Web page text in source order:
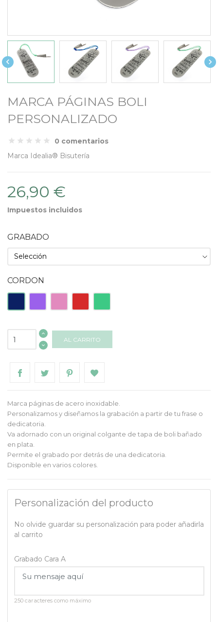
 
MARCA PÁGINAS BOLI
PERSONALIZADO
0 comentarios
Marca Idealia® Bisutería
26,90 €
Impuestos incluidos
GRABADO
CORDON
Morado Rojo Turquesa
AL CARRITO
Marca páginas de acero inoxidable.
Personalizamos y diseñamos la grabación a partir de tu frase o
dedicatoria.
Va adornado con un original colgante de tapa de boli bañado
en plata.
Permite el grabado por detrás de una dedicatoria.
Disponible en varios colores.
Personalización del producto
No olvide guardar su personalización para poder añadirla
al carrito
Grabado Cara A
250 caracteres como máximo